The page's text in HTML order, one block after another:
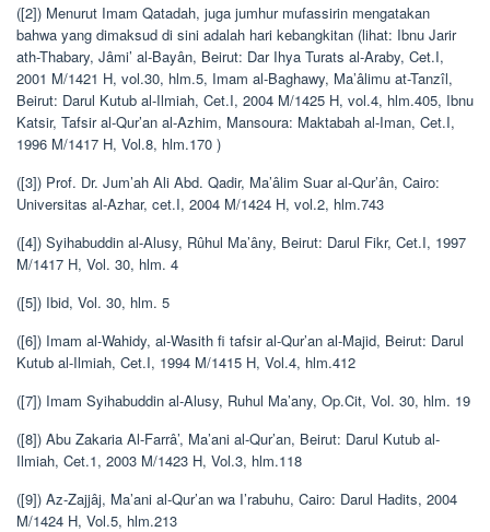
([2]) Menurut Imam Qatadah, juga jumhur mufassirin mengatakan
bahwa yang dimaksud di sini adalah hari kebangkitan (lihat: Ibnu Jarir
ath-Thabary, Jâmi’ al-Bayân, Beirut: Dar Ihya Turats al-Araby, Cet.I,
2001 M/1421 H, vol.30, hlm.5, Imam al-Baghawy, Ma’âlimu at-Tanzîl,
Beirut: Darul Kutub al-Ilmiah, Cet.I, 2004 M/1425 H, vol.4, hlm.405, Ibnu
Katsir, Tafsir al-Qur’an al-Azhim, Mansoura: Maktabah al-Iman, Cet.I,
1996 M/1417 H, Vol.8, hlm.170 )
([3]) Prof. Dr. Jum’ah Ali Abd. Qadir, Ma’âlim Suar al-Qur’ân, Cairo:
Universitas al-Azhar, cet.I, 2004 M/1424 H, vol.2, hlm.743
([4]) Syihabuddin al-Alusy, Rûhul Ma’âny, Beirut: Darul Fikr, Cet.I, 1997
M/1417 H, Vol. 30, hlm. 4
([5]) Ibid, Vol. 30, hlm. 5
([6]) Imam al-Wahidy, al-Wasith fi tafsir al-Qur’an al-Majid, Beirut: Darul
Kutub al-Ilmiah, Cet.I, 1994 M/1415 H, Vol.4, hlm.412
([7]) Imam Syihabuddin al-Alusy, Ruhul Ma’any, Op.Cit, Vol. 30, hlm. 19
([8]) Abu Zakaria Al-Farrâ’, Ma’ani al-Qur’an, Beirut: Darul Kutub al-
Ilmiah, Cet.1, 2003 M/1423 H, Vol.3, hlm.118
([9]) Az-Zajjâj, Ma’ani al-Qur’an wa I’rabuhu, Cairo: Darul Hadits, 2004
M/1424 H, Vol.5, hlm.213